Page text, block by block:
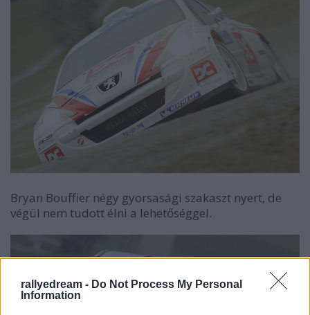
rallyedream - Do Not Process My Personal
Information
Bryan Bouffier négy gyorsasági szakaszt nyert, de
végül nem tudott élni a lehetőséggel.